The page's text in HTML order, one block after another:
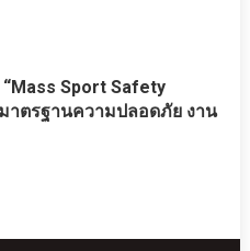
Sport Safety
าตรฐานความปลอดภัย งาน